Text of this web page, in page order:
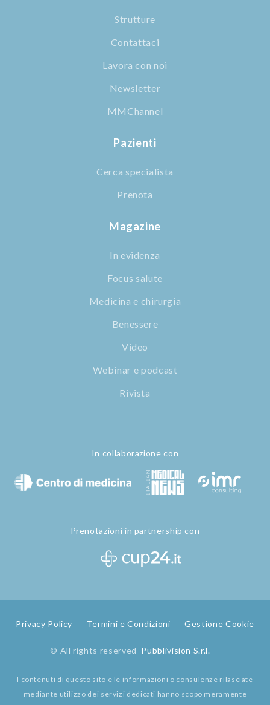
Strutture
Contattaci
Lavora con noi
Newsletter
MMChannel
Pazienti
Cerca specialista
Prenota
Magazine
In evidenza
Focus salute
Medicina e chirurgia
Benessere
Video
Webinar e podcast
Rivista
In collaborazione con
Prenotazioni in partnership con
Privacy Policy Termini e Condizioni Gestione Cookie
© All rights reserved Pubblivision S.r.l.
I contenuti di questo sito e le informazioni o consulenze rilasciate
mediante utilizzo dei servizi dedicati hanno scopo meramente